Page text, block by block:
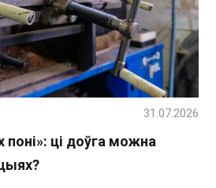
ці доўга можна
31.07.2026